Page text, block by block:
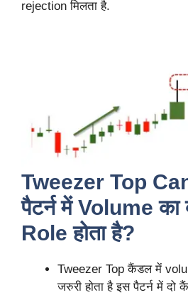
rejection मिलता है.
Tweezer Top
पैटर्न में Volume का
Roleहोता है?
Tweezer Top कैंडल में
जरुरी होता है इस पैटर्न में